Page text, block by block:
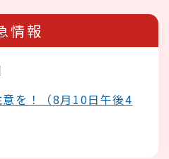
情報
を！（8月10日午後4